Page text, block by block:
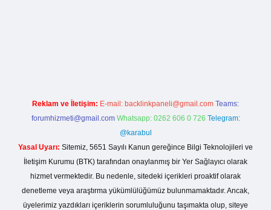
Reklam ve İletişim: E-mail: backlinkpaneli@gmail.com Teams:
forumhizmeti@gmail.com Whatsapp: 0262 606 0 726 Telegram:
@karabul
Yasal Uyarı: Sitemiz, 5651 Sayılı Kanun gereğince Bilgi Teknolojileri ve
İletişim Kurumu (BTK) tarafından onaylanmış bir Yer Sağlayıcı olarak
hizmet vermektedir. Bu nedenle, sitedeki içerikleri proaktif olarak
denetleme veya araştırma yükümlülüğümüz bulunmamaktadır. Ancak,
üyelerimiz yazdıkları içeriklerin sorumluluğunu taşımakta olup, siteye